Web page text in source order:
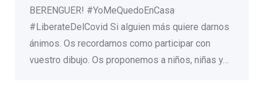
BERENGUER! #YoMeQuedoEnCasa
#LiberateDelCovid Si alguien más quiere darnos
ánimos. Os recordamos como participar con
vuestro dibujo. Os proponemos a niños, niñas y…